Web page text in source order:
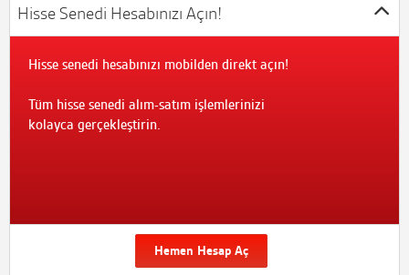
Hisse Senedi Hesabınızı Açın!
Hisse senedi hesabınızı mobilden direkt açın!
Tüm hisse senedi alım-satım işlemlerinizi
kolayca gerçekleştirin.
Hemen Hesap Aç